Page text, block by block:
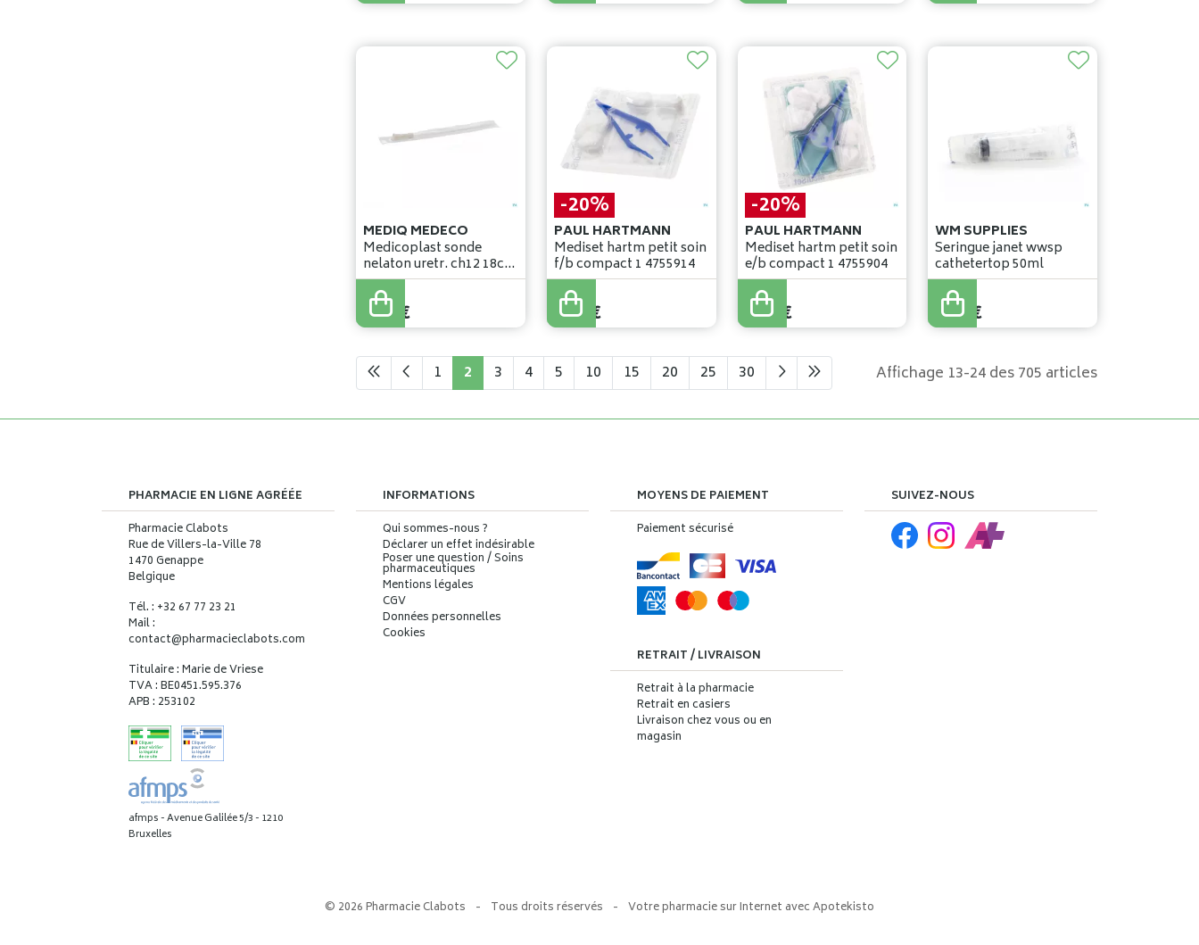
MEDIQ MEDECO
Medicoplast sonde
nelaton uretr. ch12 18cm
blanc
1,06 €
-20%
PAUL HARTMANN
Mediset hartm petit soin
f/b compact 1 4755914
1,32€
1,06 €
-20%
PAUL HARTMANN
Mediset hartm petit soin
e/b compact 1 4755904
1,51€
1,21 €
WM SUPPLIES
Seringue janet wwsp
cathetertop 50ml
1,32 €
Affichage 13-24 des 705 articles
1 2 3 4 5 10 15 20 25 30
PHARMACIE EN LIGNE AGRÉÉE
Pharmacie Clabots
Rue de Villers-la-Ville 78
1470 Genappe
Belgique
Tél. : +32 67 77 23 21
Mail :
contact@pharmacieclabots.com
Titulaire : Marie de Vriese
TVA : BE0451.595.376
APB : 253102
afmps - Avenue Galilée 5/3 - 1210
Bruxelles
INFORMATIONS
Qui sommes-nous ?
Déclarer un effet indésirable
Poser une question / Soins
pharmaceutiques
Mentions légales
CGV
Données personnelles
Cookies
MOYENS DE PAIEMENT
Paiement sécurisé
RETRAIT / LIVRAISON
Retrait à la pharmacie
Retrait en casiers
Livraison chez vous ou en
magasin
SUIVEZ-NOUS
© 2026 Pharmacie Clabots - Tous droits réservés - Votre pharmacie sur Internet avecApotekisto